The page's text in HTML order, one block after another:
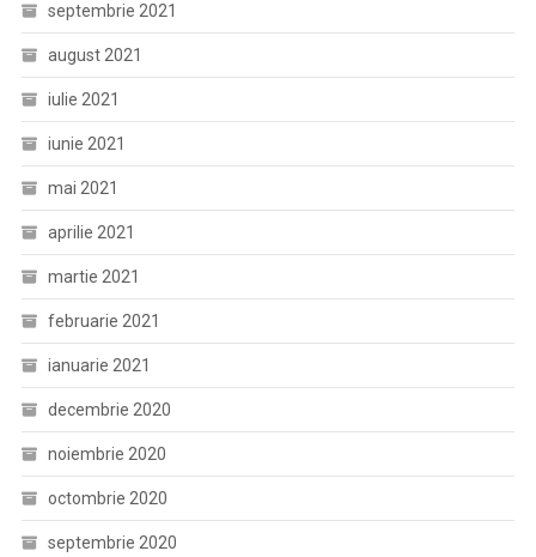
septembrie 2021
august 2021
iulie 2021
iunie 2021
mai 2021
aprilie 2021
martie 2021
februarie 2021
ianuarie 2021
decembrie 2020
noiembrie 2020
octombrie 2020
septembrie 2020